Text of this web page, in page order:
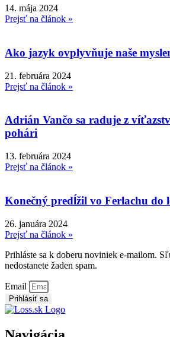
14. mája 2024
Prejsť na článok »
Ako jazyk ovplyvňuje naše
21. februára 2024
Prejsť na článok »
Adrián Vančo sa raduje z
pohári
13. februára 2024
Prejsť na článok »
Konečný predĺžil vo Ferlachu do
26. januára 2024
Prejsť na článok »
Prihláste sa k doberu noviniek e-mailom.
nedostanete žaden spam.
Email
Prihlásiť sa